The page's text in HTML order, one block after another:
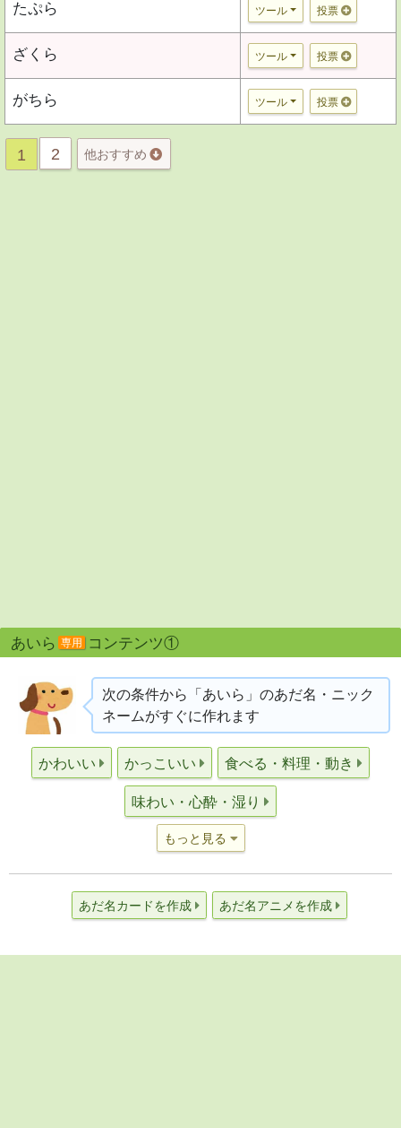
たぷら ツール 投票
ざくら ツール 投票
がちら ツール 投票
1 2 他おすすめ
あいら 専用 コンテンツ①
次の条件から「あいら」のあだ名・ニック
ネームがすぐに作れます
かわいい かっこいい 食べる・料理・動き
味わい・心酔・湿り
もっと見る
あだ名カードを作成 あだ名アニメを作成